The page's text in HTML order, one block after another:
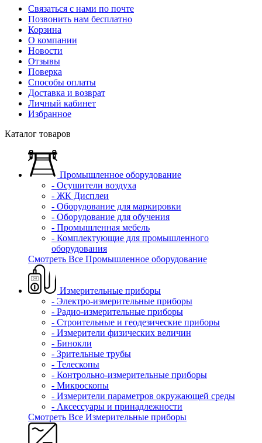
Связаться с нами по почте
Позвонить нам бесплатно
Корзина
О компании
Новости
Отзывы
Поверка
Способы оплаты
Доставка и возврат
Личный кабинет
Избранное
Каталог товаров
Промышленное оборудование
- Осушители воздуха
- ЖК Дисплеи
- Оборудование для маркировки
- Оборудование для обучения
- Промышленная мебель
- Комплектующие для промышленного
оборудования
Смотреть Все Промышленное оборудование
Измерительные приборы
- Электро-измерительные приборы
- Радио-измерительные приборы
- Строительные и геодезические приборы
- Измерители физических величин
- Бинокли
- Зрительные трубы
- Телескопы
- Контрольно-измерительные приборы
- Микроскопы
- Измерители параметров окружающей среды
- Аксессуары и принадлежности
Смотреть Все Измерительные приборы